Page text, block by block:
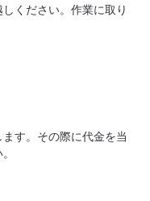
ください。作業に取り
す。その際に代金を当